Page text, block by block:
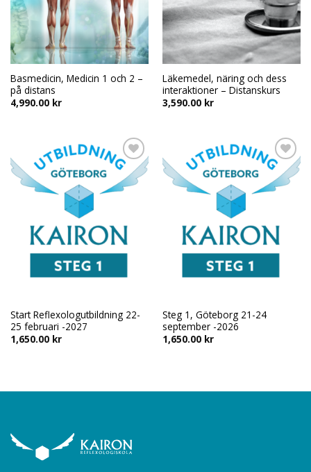
Basmedicin, Medicin 1 och 2 –
på distans
4,990.00 kr
Läkemedel, näring och dess
interaktioner – Distanskurs
3,590.00 kr
Add to
wishlist
Start Reflexologutbildning 22-
25 februari -2027
1,650.00 kr
Add to
wishlist
Steg 1, Göteborg 21-24
september -2026
1,650.00 kr